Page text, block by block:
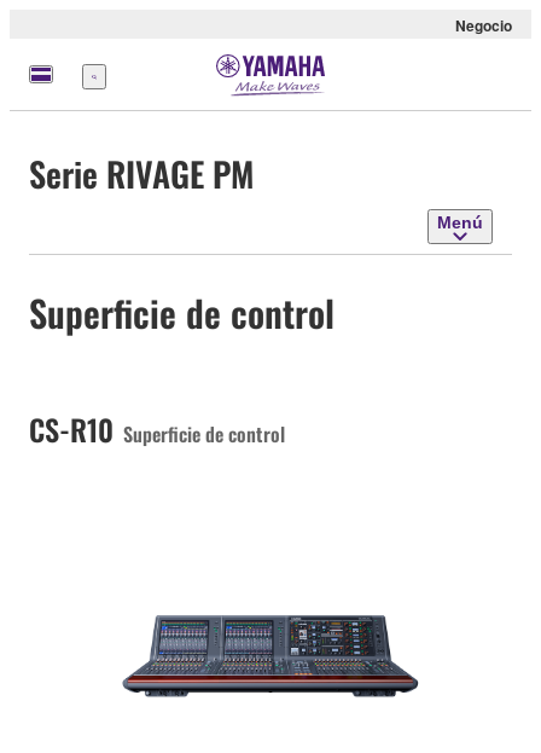
Negocio
Menú
Serie RIVAGE PM
Menú
Superficie de control
CS-R10 Superficie de control